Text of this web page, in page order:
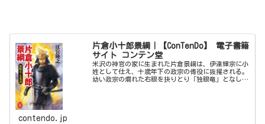
片倉小十郎景綱｜【ConTenDo】 電子書籍
サイト コンテン堂
米沢の神官の家に生まれた片倉景綱は、伊達輝宗に小
姓として仕え、十歳年下の政宗の傅役に抜擢される。
幼い政宗の爛れた右眼を抉りとり「独眼竜」となして
contendo.jp